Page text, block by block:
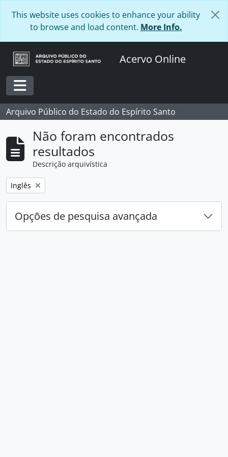
This website uses cookies to enhance your ability
to browse and load content. More Info.
Acervo Online
Toggle navigation
Arquivo Público do Estado do Espírito Santo
Não foram encontrados
resultados
Descrição arquivística
Remover filtro:
Inglês
Opções de pesquisa avançada